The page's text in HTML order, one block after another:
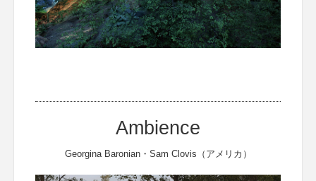
Ambience
Georgina Baronian・Sam Clovis（アメリカ）